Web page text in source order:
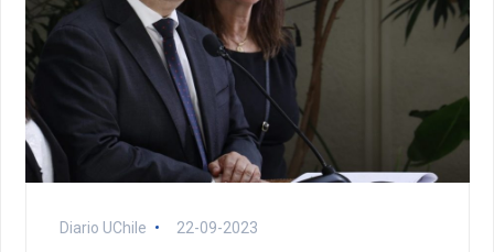
Diario UChile 22-09-2023